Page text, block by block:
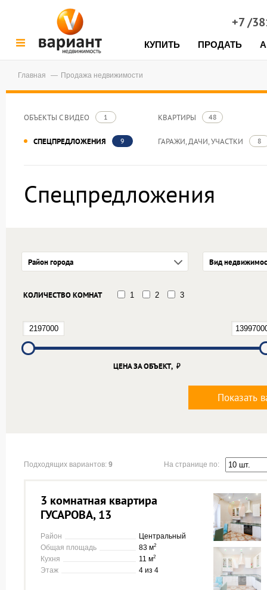
+7 /
КУПИТЬ ПРОДАТЬ
Главная Продажа недвижимости
ОБЪЕКТЫ С ВИДЕО 1 КВАРТИРЫ 48
СПЕЦПРЕДЛОЖЕНИЯ 9 ГАРАЖИ, ДАЧИ, УЧАСТКИ 8
Спецпредложения
Район города Вид
КОЛИЧЕСТВО КОМНАТ 1 2 3
ЦЕНА ЗА ОБЪЕКТ,
Показать
Подходящих вариантов: 9 На странице по:
3 комнатная квартира
ГУСАРОВА, 13
Район
Центральный
Общая площадь
83 м2
Кухня 11 м2
Этаж 4 из 4